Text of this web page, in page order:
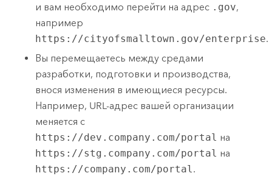
и вам необходимо перейти на адрес .gov,
например
https://cityofsmalltown.gov/enterprise.
Вы перемещаетесь между средами
разработки, подготовки и производства,
внося изменения в имеющиеся ресурсы.
Например, URL-адрес вашей организации
меняется с
https://dev.company.com/portal на
https://stg.company.com/portal на
https://company.com/portal.